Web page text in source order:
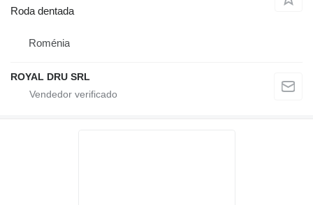
Roda dentada
Roménia
ROYAL DRU SRL